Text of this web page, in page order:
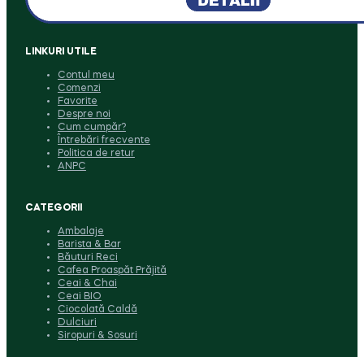
LINKURI UTILE
Contul meu
Comenzi
Favorite
Despre noi
Cum cumpăr?
Întrebări frecvente
Politica de retur
ANPC
CATEGORII
Ambalaje
Barista & Bar
Băuturi Reci
Cafea Proaspăt Prăjită
Ceai & Chai
Ceai BIO
Ciocolată Caldă
Dulciuri
Siropuri & Sosuri